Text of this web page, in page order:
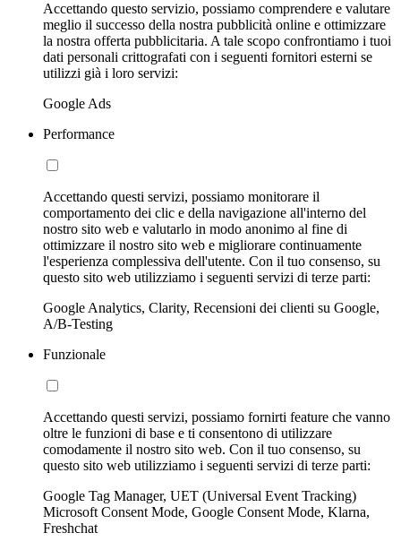
Accettando questo servizio, possiamo comprendere e valutare
meglio il successo della nostra pubblicità online e ottimizzare
la nostra offerta pubblicitaria. A tale scopo confrontiamo i tuoi
dati personali crittografati con i seguenti fornitori esterni se
utilizzi già i loro servizi:
Google Ads
Performance
Accettando questi servizi, possiamo monitorare il
comportamento dei clic e della navigazione all'interno del
nostro sito web e valutarlo in modo anonimo al fine di
ottimizzare il nostro sito web e migliorare continuamente
l'esperienza complessiva dell'utente. Con il tuo consenso, su
questo sito web utilizziamo i seguenti servizi di terze parti:
Google Analytics, Clarity, Recensioni dei clienti su Google,
A/B-Testing
Funzionale
Accettando questi servizi, possiamo fornirti feature che vanno
oltre le funzioni di base e ti consentono di utilizzare
comodamente il nostro sito web. Con il tuo consenso, su
questo sito web utilizziamo i seguenti servizi di terze parti:
Google Tag Manager, UET (Universal Event Tracking)
Microsoft Consent Mode, Google Consent Mode, Klarna,
Freshchat